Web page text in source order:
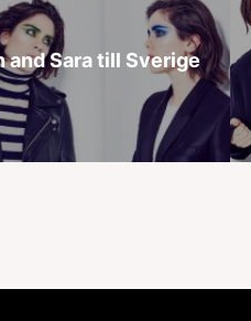
and Sara till Sverige